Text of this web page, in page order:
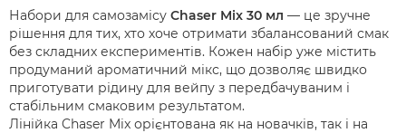
Набори для самозамісу Chaser Mix 30 мл — це зручне
рішення для тих, хто хоче отримати збалансований смак
без складних експериментів. Кожен набір уже містить
продуманий ароматичний мікс, що дозволяє швидко
приготувати рідину для вейпу з передбачуваним і
стабільним смаковим результатом.
Лінійка Chaser Mix орієнтована як на новачків, так і на